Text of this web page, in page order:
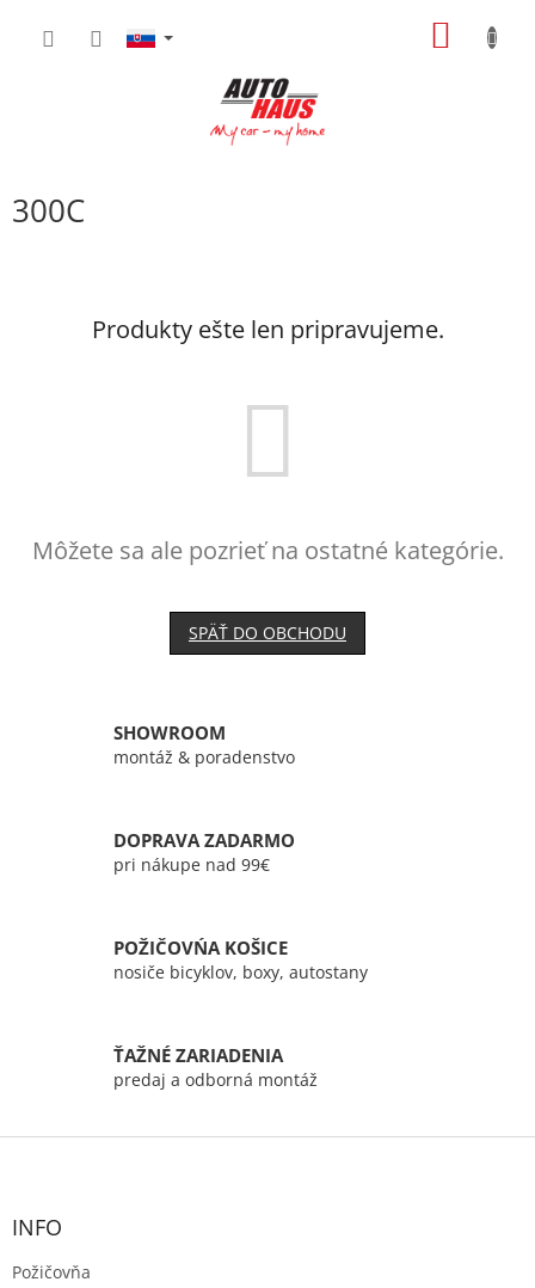
300C
Produkty ešte len pripravujeme.
Môžete sa ale pozrieť na ostatné kategórie.
SPÄŤ DO OBCHODU
SHOWROOM
montáž & poradenstvo
DOPRAVA ZADARMO
pri nákupe nad 99€
POŽIČOVŃA KOŠICE
nosiče bicyklov, boxy, autostany
ŤAŽNÉ ZARIADENIA
predaj a odborná montáž
Z
INFO
Požičovňa